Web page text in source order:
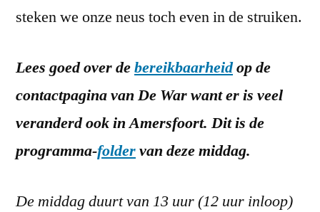
steken we onze neus toch even in de struiken.
Lees goed over debereikbaarheidop de
contactpagina van De War want er is veel
veranderd ook in Amersfoort. Dit is de
programma-foldervan deze middag.
De middag duurt van 13 uur (12 uur inloop)